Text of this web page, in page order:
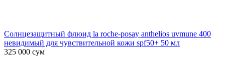
Солнцезащитный флюид la roche-posay anthelios uvmune 400
невидимый для чувствительной кожи spf50+ 50 мл
325 000 сум